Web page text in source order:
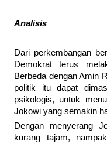
Analisis
Dari perkembangan
Demokrat terus
Berbeda dengan Amin
politik itu dapat
psikologis, untuk
Jokowi yang semakin
Dengan menyerang
kurang tajam,